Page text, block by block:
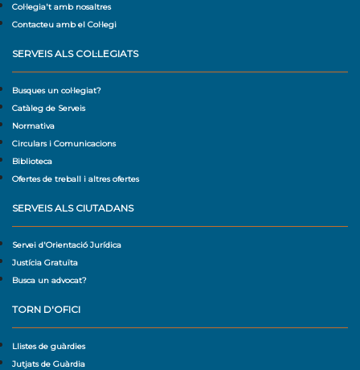
Col·legia't amb nosaltres
Contacteu amb el Col·legi
SERVEIS ALS COL·LEGIATS
Busques un col·legiat?
Catàleg de Serveis
Normativa
Circulars i Comunicacions
Biblioteca
Ofertes de treball i altres ofertes
SERVEIS ALS CIUTADANS
Servei d'Orientació Jurídica
Justícia Gratuïta
Busca un advocat?
TORN D'OFICI
Llistes de guàrdies
Jutjats de Guàrdia